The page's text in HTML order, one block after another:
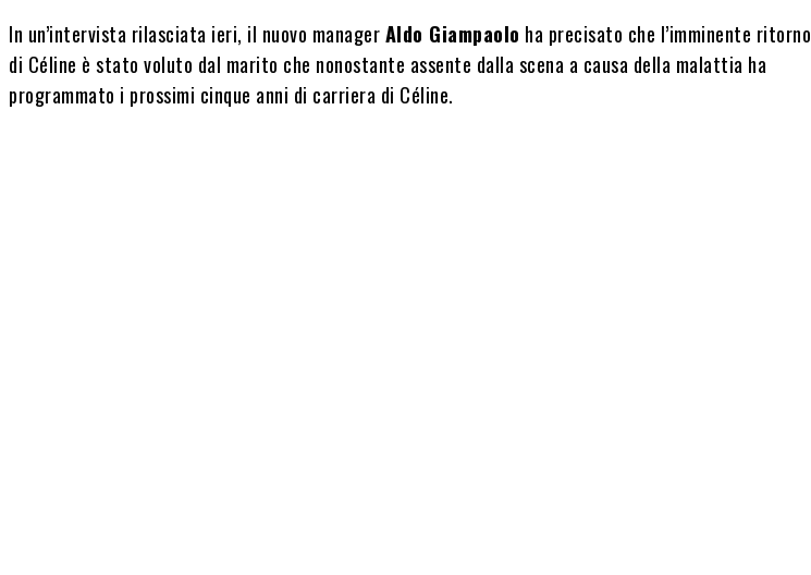
In un’intervista rilasciata ieri, il nuovo managerAldo Giampaolo ha precisato che l’imminente ritorno
di Céline è stato voluto dal marito che nonostante assente dalla scena a causa della malattia ha
programmato i prossimi cinque anni di carriera di Céline.